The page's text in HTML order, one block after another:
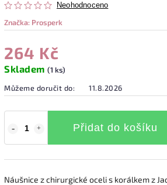
Neohodnoceno
Značka: Prosperk
264 Kč
Skladem (1 ks)
Můžeme doručit do:
11.8.2026
Přidat do košíku
Náušnice z chirurgické oceli s korálkem z